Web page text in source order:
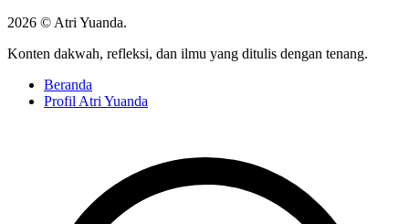
2026 © Atri Yuanda.
Konten dakwah, refleksi, dan ilmu yang ditulis dengan tenang.
Beranda
Profil Atri Yuanda